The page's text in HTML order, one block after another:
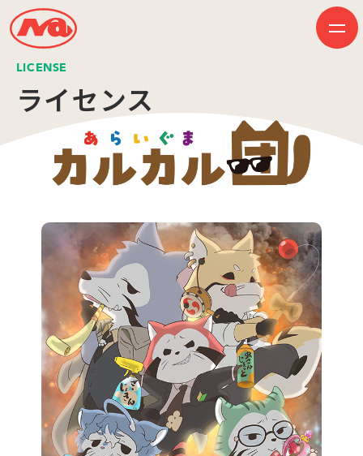
〒104-0061
東京都中央区銀座7丁目13番20号 銀座THビル5F
JP
HOME
ニュース
ビジネス
作品紹介
会社案内
音楽配信
採用情報
プレスリリース
お問い合わせ
LICENSE
ライセンス